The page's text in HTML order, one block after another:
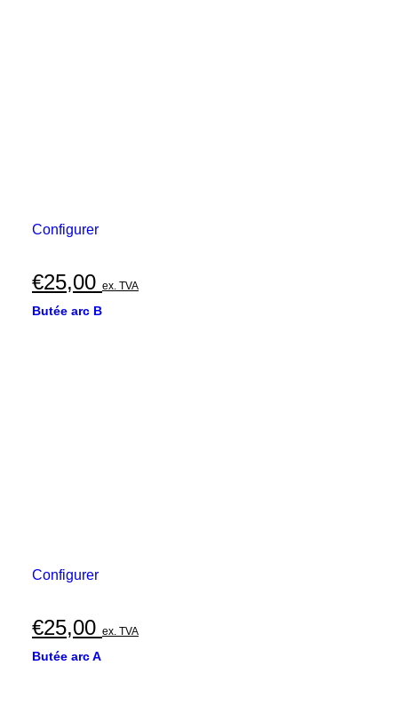
Configurer
€25,00 ex. TVA
Butée arc B
Configurer
€25,00 ex. TVA
Butée arc A